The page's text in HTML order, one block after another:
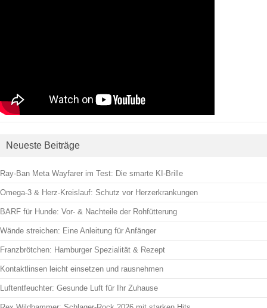
Neueste Beiträge
Ray-Ban Meta Wayfarer im Test: Die smarte KI-Brille
Omega-3 & Herz-Kreislauf: Schutz vor Herzerkrankungen
BARF für Hunde: Vor- & Nachteile der Rohfütterung
Wände streichen: Eine Anleitung für Anfänger
Franzbrötchen: Hamburger Spezialität & Rezept
Kontaktlinsen leicht einsetzen und rausnehmen
Luftentfeuchter: Gesunde Luft für Ihr Zuhause